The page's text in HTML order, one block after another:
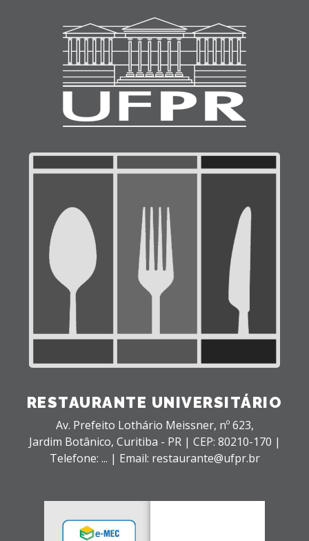
RESTAURANTE UNIVERSITÁRIO
Av. Prefeito Lothário Meissner, nº 623,
Jardim Botânico, Curitiba - PR | CEP: 80210-170 |
Telefone: ... | Email: restaurante@ufpr.br